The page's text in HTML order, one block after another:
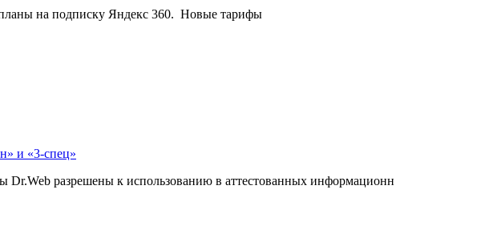
на подписку Яндекс 360. Новые тарифы
и «3-спец»
разрешены к использованию в аттестованных информационн